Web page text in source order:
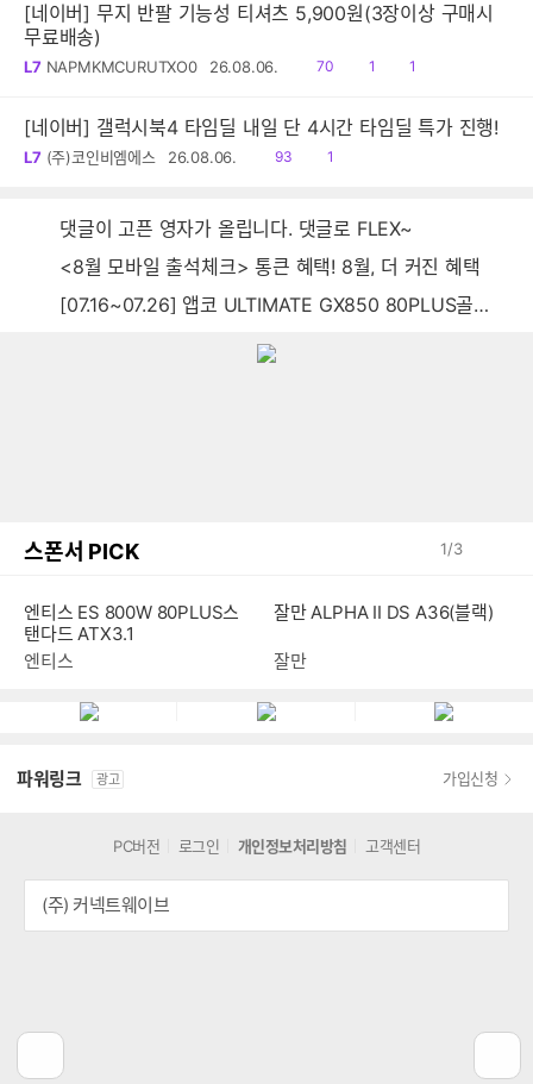
[네이버] 무지 반팔 기능성 티셔츠 5,900원(3장이상 구매시
무료배송)
L7 NAPMKMCURUTXO0 26.08.06.
읽
70
공1
댓1
[네이버] 갤럭시북4 타임딜 내일 단 4시간 타임딜 특가 진행!
L7 (주)코인비엠에스 26.08.06.
읽
93
공1
댓글이 고픈 영자가 올립니다. 댓글로 FLEX~
<8월 모바일 출석체크> 통큰 혜택! 8월, 더 커진 혜택
[07.16~07.26] 앱코 ULTIMATE GX850 80PLUS골드 풀모듈러 ATX3.0 블랙
스폰서 PICK 1/3
엔티스 ES 800W 80PLUS스
탠다드 ATX3.1
PC버전 로그인 개인정보처리방침 고객센터